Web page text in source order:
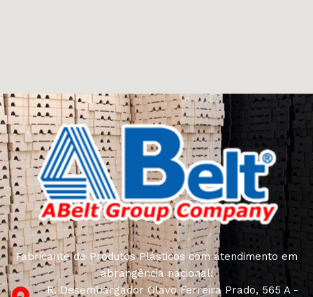
Fabricante de Produtos Plásticos com atendimento em
abrangência nacional!
R. Desembargador Olavo Ferreira Prado, 565 A -